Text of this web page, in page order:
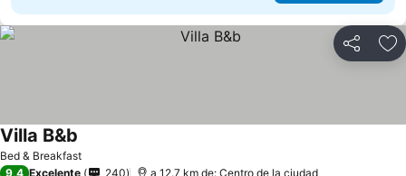
Compartir
Bed & Breakfast
Villa B&b
9,4 Excelente 240 a 12.7 km de: Centro de la ciudad